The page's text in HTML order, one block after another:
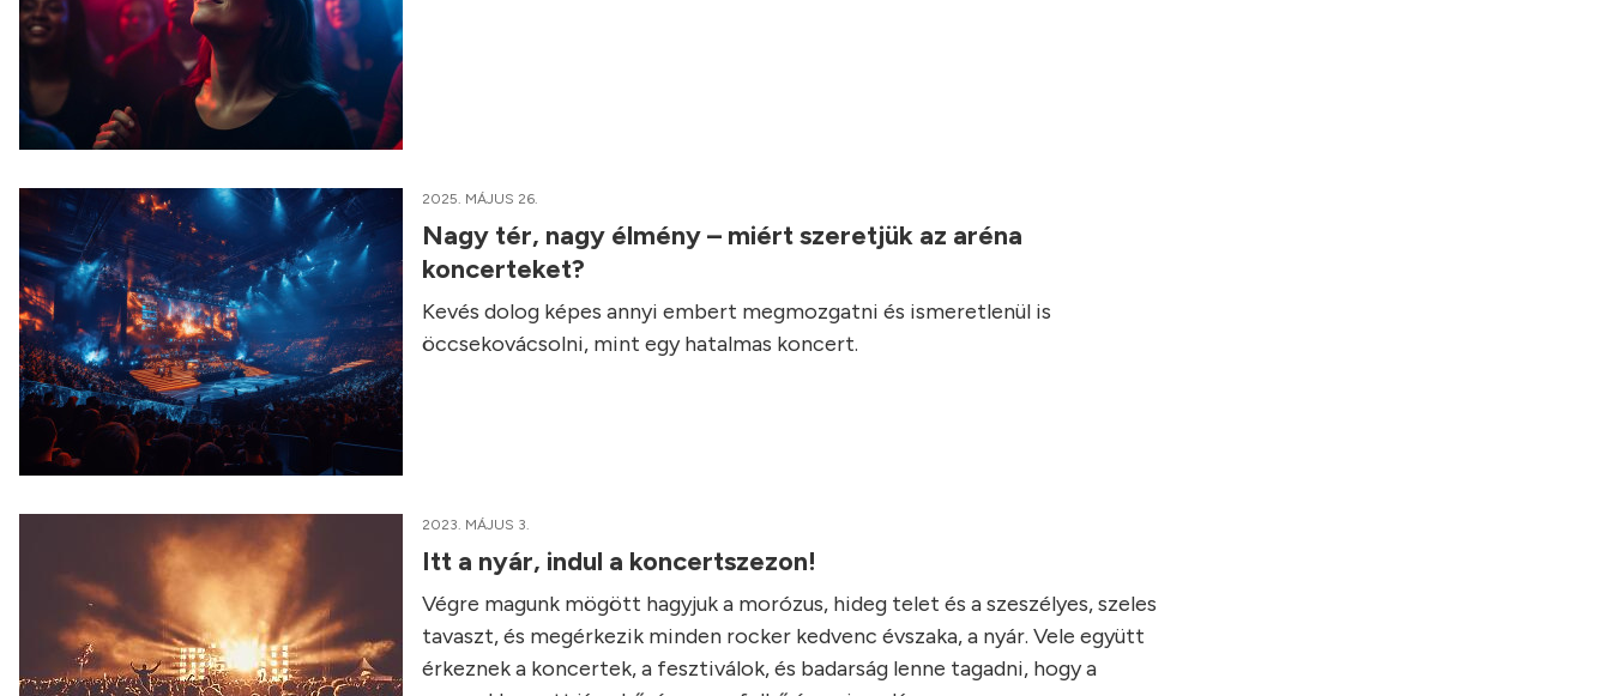
2025. MÁJUS 26.
Nagy tér, nagy élmény – miért szeretjük az aréna
koncerteket?
Kevés dolog képes annyi embert megmozgatni és ismeretlenül is
öccsekovácsolni, mint egy hatalmas koncert.
2023. MÁJUS 3.
Itt a nyár, indul a koncertszezon!
Végre magunk mögött hagyjuk a morózus, hideg telet és a szeszélyes, szeles
tavaszt, és megérkezik minden rocker kedvenc évszaka, a nyár. Vele együtt
érkeznek a koncertek, a fesztiválok, és badarság lenne tagadni, hogy a